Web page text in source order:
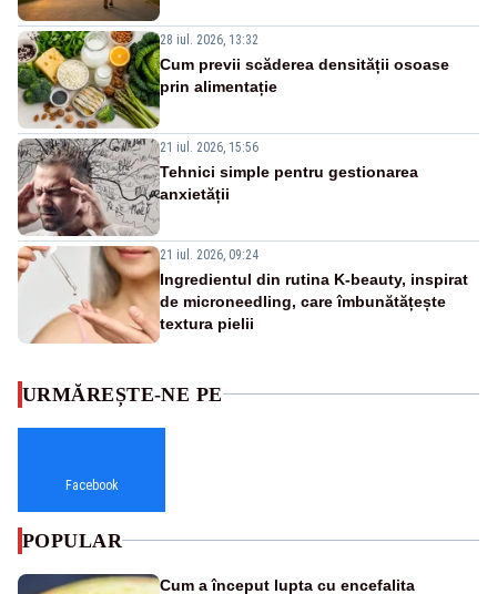
28 iul. 2026, 13:32
Cum previi scăderea densității osoase
prin alimentație
21 iul. 2026, 15:56
Tehnici simple pentru gestionarea
anxietății
21 iul. 2026, 09:24
Ingredientul din rutina K-beauty, inspirat
de microneedling, care îmbunătățește
textura pielii
URMĂREȘTE-NE PE
Facebook
POPULAR
Cum a început lupta cu encefalita